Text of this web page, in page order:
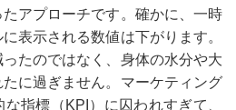
アプローチです。確かに、一時
表示される数値は下がります。
たのではなく、身体の水分や大
に過ぎません。マーケティング
指標（KPI）に囚われすぎて、